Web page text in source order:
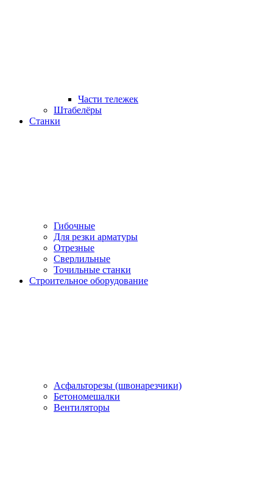
Части тележек
Штабелёры
Станки
Гибочные
Для резки арматуры
Отрезные
Сверлильные
Точильные станки
Строительное оборудование
Асфальторезы (швонарезчики)
Бетономешалки
Вентиляторы